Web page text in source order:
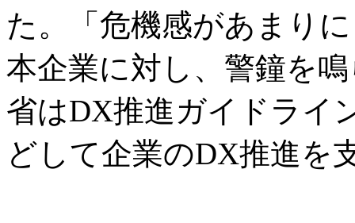
た。「危機感があまり
本企業に対し、警鐘を
省はDX推進ガイドライ
どして企業のDX推進を